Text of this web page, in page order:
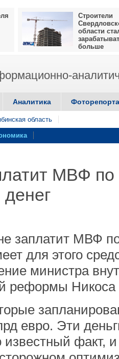
Строители
области
больше
Аналитика
область
МВФ
денег
заплатит МВФ
для этого
министра
реформы Никоса
евро. Эти
известный факт,